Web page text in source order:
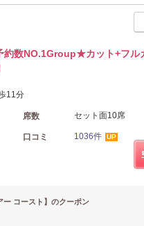
約数NO.1Group★カット+フル
11分
席数 セット面10席
口コミ 1036件 UP
コースト】のクーポン